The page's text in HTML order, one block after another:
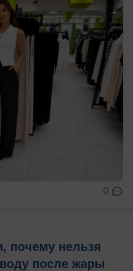
0
почему нельзя
после жары